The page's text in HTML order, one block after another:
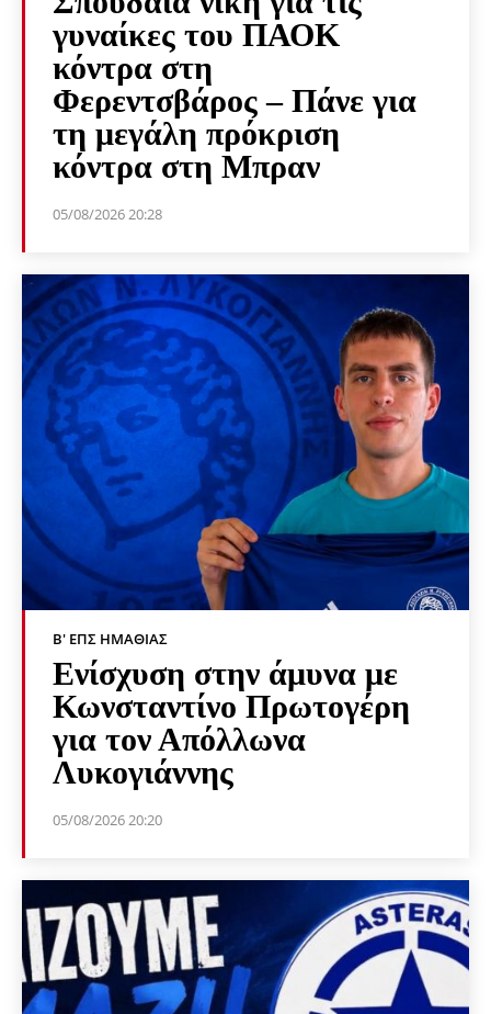
γυναίκες του ΠΑΟΚ
κόντρα στη
Φερεντσβάρος – Πάνε για
τη μεγάλη πρόκριση
κόντρα στη Μπραν
05/08/2026 20:28
Β' ΕΠΣ ΗΜΑΘΊΑΣ
Ενίσχυση στην άμυνα με
Κωνσταντίνο Πρωτογέρη
για τον Απόλλωνα
Λυκογιάννης
05/08/2026 20:20